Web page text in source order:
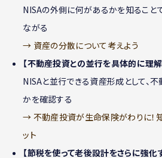
NISAの外側に何があるかを知ること
ながる
→ 資産の分散について考えよう
【不動産投資との並行を具体的に理解
NISAと並行できる資産形成として、
かを確認する
→ 不動産投資が生命保険がわりに！知
ット
【節税を使って老後設計をさらに強化